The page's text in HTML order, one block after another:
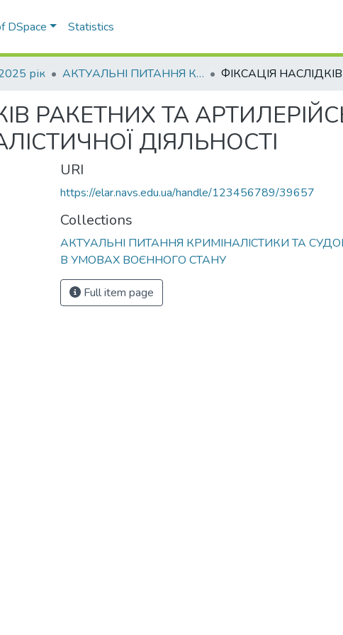
DSpace Statistics
рік АКТУАЛЬНІ ПИТАННЯ КРИМІНАЛІСТИКИ ТА СУДОВОЇ ЕКСПЕРТИЗИ В УМОВАХ ВОЄННОГО СТАНУ
РАКЕТНИХ ТА
ДІЯЛЬНОСТІ
URI
https://elar.navs.edu.ua/handle/123456789/39657
Collections
АКТУАЛЬНІ ПИТАННЯ КРИМІНАЛІСТИКИ ТА
В УМОВАХ ВОЄННОГО СТАНУ
Full item page